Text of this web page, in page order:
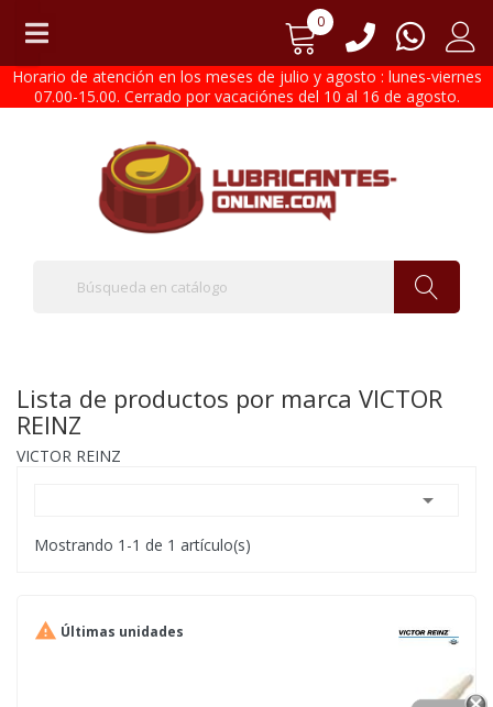
0
Horario de atención en los meses de julio y agosto : lunes-viernes
07.00-15.00. Cerrado por vacaciónes del 10 al 16 de agosto.
Lista de productos por marca VICTOR
REINZ
VICTOR REINZ

Mostrando 1-1 de 1 artículo(s)
 Últimas unidades